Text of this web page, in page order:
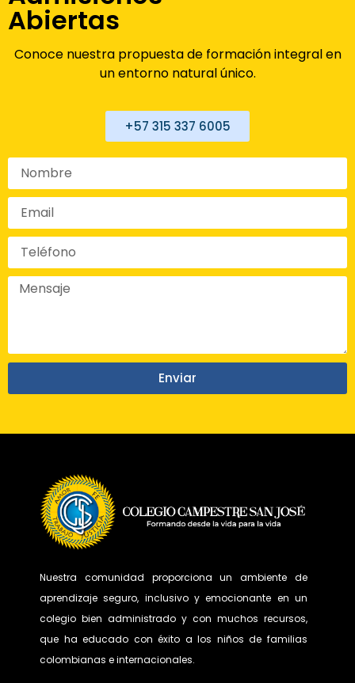
Abiertas
Conoce nuestra propuesta de formación integral en
un entorno natural único.
+57 315 337 6005
Enviar
Nuestra comunidad proporciona un ambiente de
aprendizaje seguro, inclusivo y emocionante en un
colegio bien administrado y con muchos recursos,
que ha educado con éxito a los niños de familias
colombianas e internacionales.